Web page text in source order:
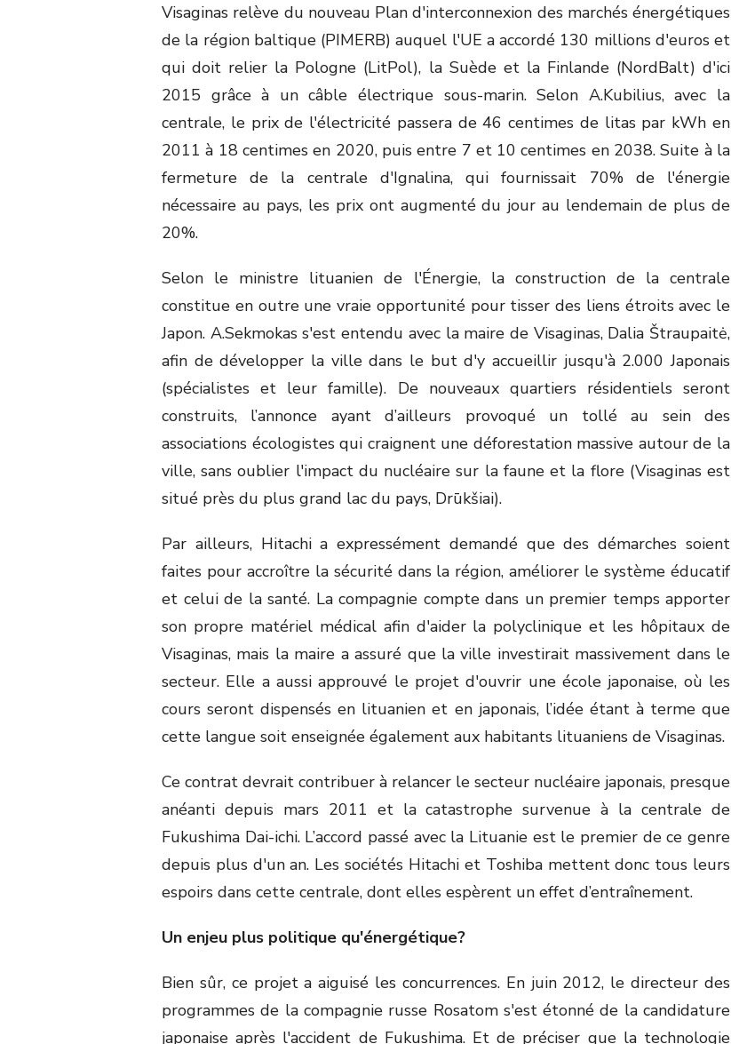
Visaginas relève du nouveau Plan d'interconnexion des marchés énergétiques
de la région baltique (PIMERB) auquel l'UE a accordé 130 millions d'euros et
qui doit relier la Pologne (LitPol), la Suède et la Finlande (NordBalt) d'ici
2015 grâce à un câble électrique sous-marin. Selon A.Kubilius, avec la
centrale, le prix de l'électricité passera de 46 centimes de litas par kWh en
2011 à 18 centimes en 2020, puis entre 7 et 10 centimes en 2038. Suite à la
fermeture de la centrale d'Ignalina, qui fournissait 70% de l'énergie
nécessaire au pays, les prix ont augmenté du jour au lendemain de plus de
20%.
Selon le ministre lituanien de l'Énergie, la construction de la centrale
constitue en outre une vraie opportunité pour tisser des liens étroits avec le
Japon. A.Sekmokas s'est entendu avec la maire de Visaginas, Dalia Štraupaitė,
afin de développer la ville dans le but d'y accueillir jusqu'à 2.000 Japonais
(spécialistes et leur famille). De nouveaux quartiers résidentiels seront
construits, l’annonce ayant d’ailleurs provoqué un tollé au sein des
associations écologistes qui craignent une déforestation massive autour de la
ville, sans oublier l'impact du nucléaire sur la faune et la flore (Visaginas est
situé près du plus grand lac du pays, Drūkšiai).
Par ailleurs, Hitachi a expressément demandé que des démarches soient
faites pour accroître la sécurité dans la région, améliorer le système éducatif
et celui de la santé. La compagnie compte dans un premier temps apporter
son propre matériel médical afin d'aider la polyclinique et les hôpitaux de
Visaginas, mais la maire a assuré que la ville investirait massivement dans le
secteur. Elle a aussi approuvé le projet d'ouvrir une école japonaise, où les
cours seront dispensés en lituanien et en japonais, l’idée étant à terme que
cette langue soit enseignée également aux habitants lituaniens de Visaginas.
Ce contrat devrait contribuer à relancer le secteur nucléaire japonais, presque
anéanti depuis mars 2011 et la catastrophe survenue à la centrale de
Fukushima Dai-ichi. L’accord passé avec la Lituanie est le premier de ce genre
depuis plus d'un an. Les sociétés Hitachi et Toshiba mettent donc tous leurs
espoirs dans cette centrale, dont elles espèrent un effet d’entraînement.
Un enjeu plus politique qu'énergétique?
Bien sûr, ce projet a aiguisé les concurrences. En juin 2012, le directeur des
programmes de la compagnie russe Rosatom s'est étonné de la candidature
japonaise après l'accident de Fukushima. Et de préciser que la technologie